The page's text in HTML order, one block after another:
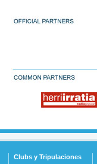
Clubs y Tripulaciones